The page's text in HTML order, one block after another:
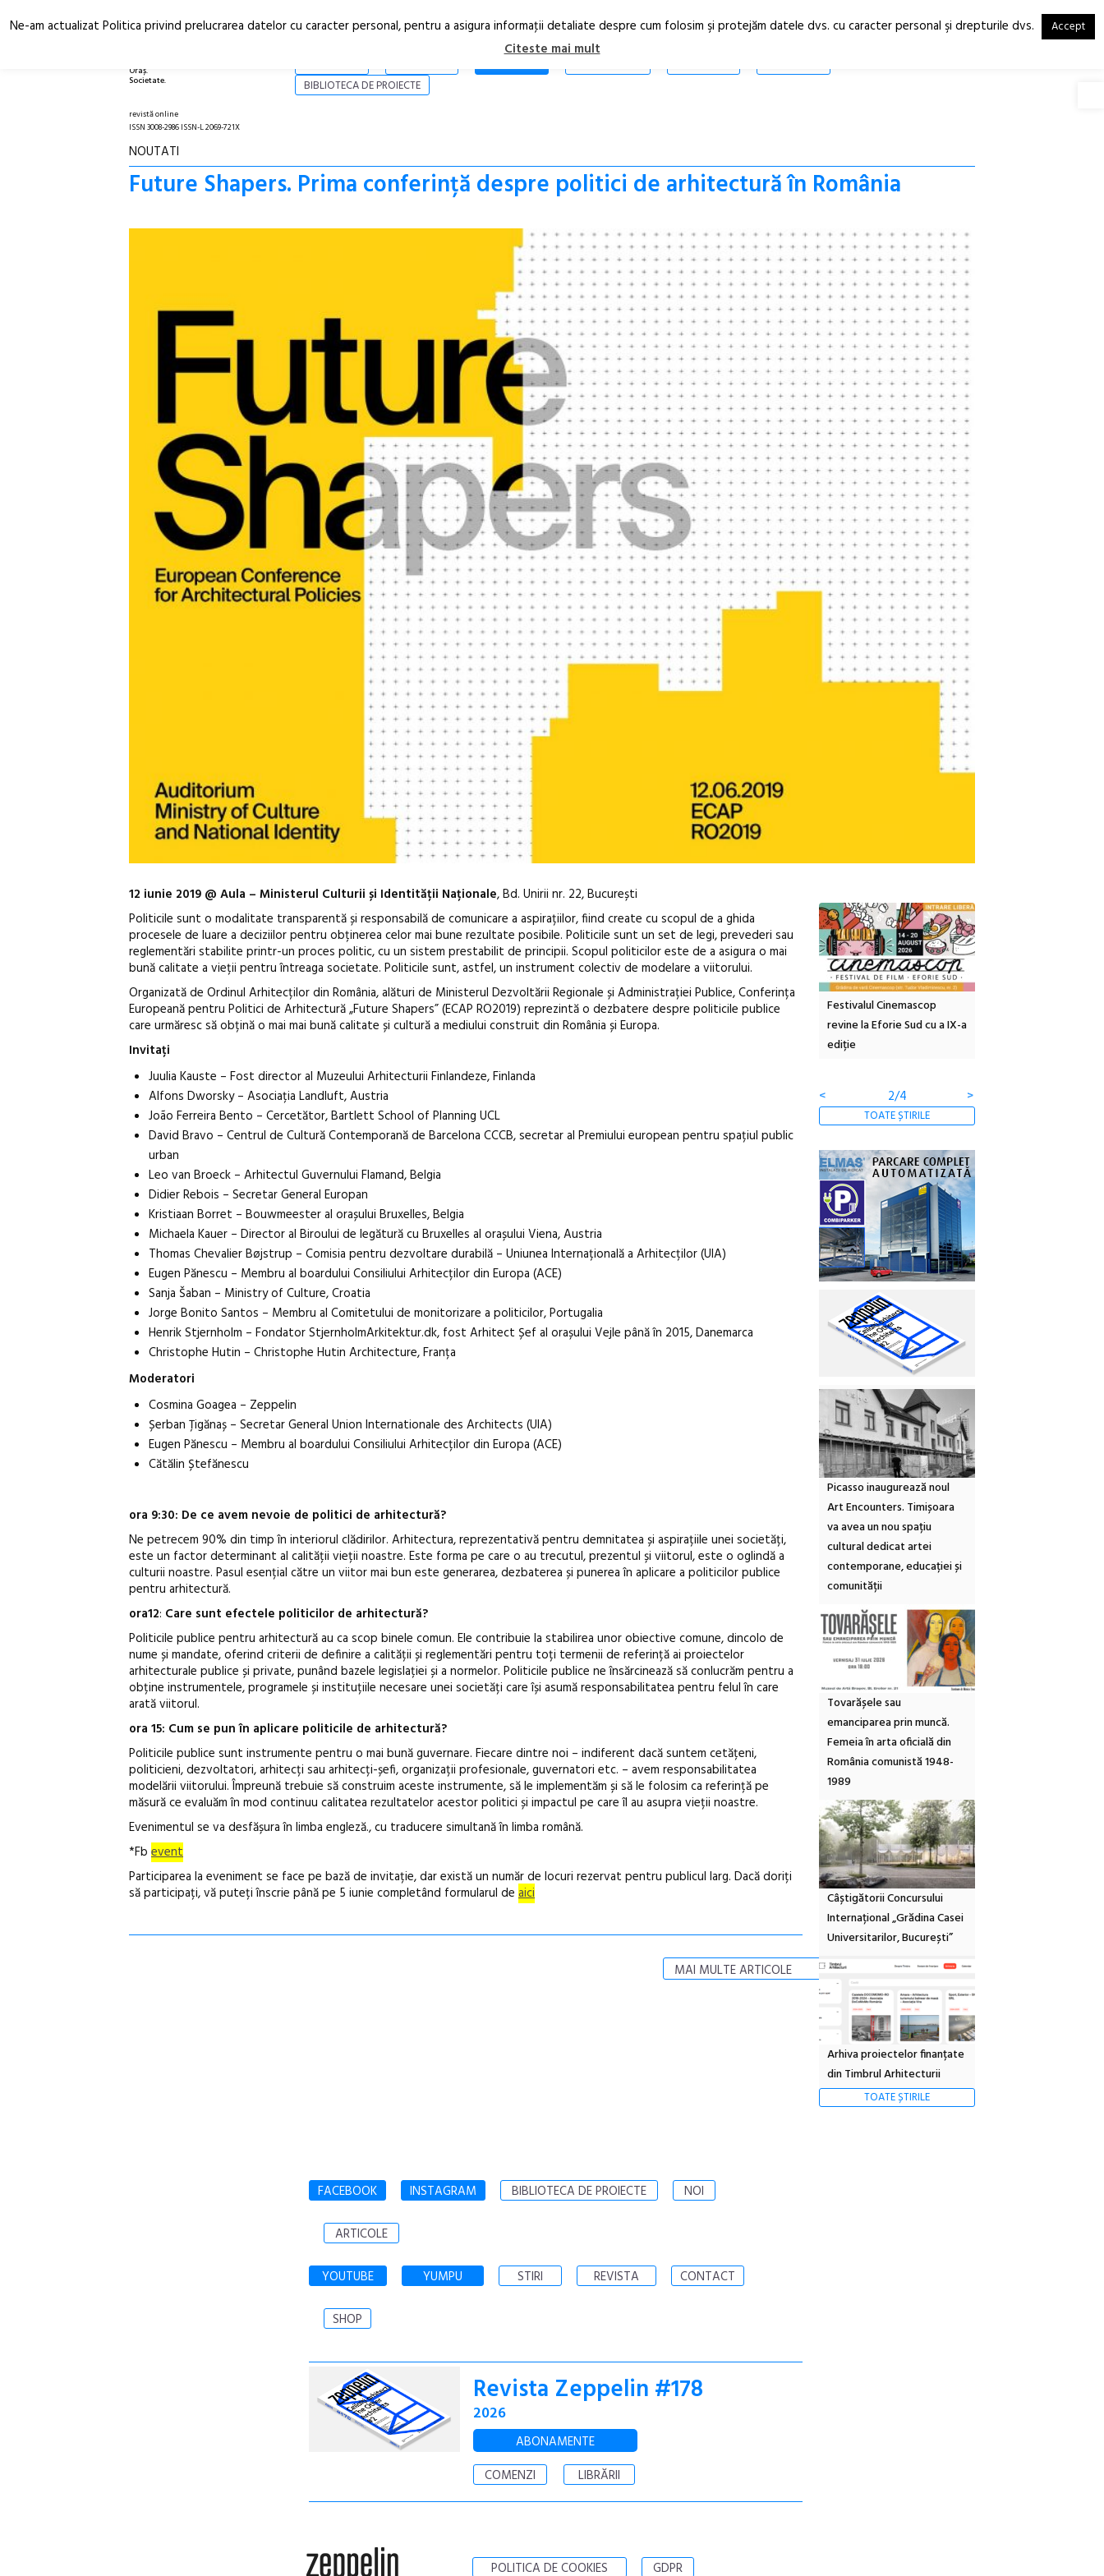
Oraș.
Societate.
RO
EN
STIRI
BIBLIOTECA DE PROIECTE
revistă online
ISSN 3008-2986 ISSN-L 2069-721X
NOUTATI
Future Shapers. Prima conferință despre politici de arhitectură în România
12 iunie 2019 @ Aula – Ministerul Culturii și Identității Naționale, Bd. Unirii nr. 22, București
Politicile sunt o modalitate transparentă și responsabilă de comunicare a aspirațiilor, fiind create cu scopul de a ghida
procesele de luare a deciziilor pentru obținerea celor mai bune rezultate posibile. Politicile sunt un set de legi, prevederi sau
reglementări stabilite printr-un proces politic, cu un sistem prestabilit de principii. Scopul politicilor este de a asigura o mai
bună calitate a vieții pentru întreaga societate. Politicile sunt, astfel, un instrument colectiv de modelare a viitorului.
Organizată de Ordinul Arhitecților din România, alături de Ministerul Dezvoltării Regionale și Administrației Publice, Conferința
Europeană pentru Politici de Arhitectură „Future Shapers” (ECAP RO2019) reprezintă o dezbatere despre politicile publice
care urmăresc să obțină o mai mai bună calitate și cultură a mediului construit din România și Europa.
Invitați
Juulia Kauste – Fost director al Muzeului Arhitecturii Finlandeze, Finlanda
Alfons Dworsky – Asociația Landluft, Austria
João Ferreira Bento – Cercetător, Bartlett School of Planning UCL
David Bravo – Centrul de Cultură Contemporană de Barcelona CCCB, secretar al Premiului european pentru spațiul public
urban
Leo van Broeck – Arhitectul Guvernului Flamand, Belgia
Didier Rebois – Secretar General Europan
Kristiaan Borret – Bouwmeester al orașului Bruxelles, Belgia
Michaela Kauer – Director al Biroului de legătură cu Bruxelles al orașului Viena, Austria
Thomas Chevalier Bøjstrup – Comisia pentru dezvoltare durabilă – Uniunea Internațională a Arhitecților (UIA)
Eugen Pănescu – Membru al boardului Consiliului Arhitecților din Europa (ACE)
Sanja Šaban – Ministry of Culture, Croatia
Jorge Bonito Santos – Membru al Comitetului de monitorizare a politicilor, Portugalia
Henrik Stjernholm – Fondator StjernholmArkitektur.dk, fost Arhitect Șef al orașului Vejle până în 2015, Danemarca
Christophe Hutin – Christophe Hutin Architecture, Franța
Moderatori
Cosmina Goagea – Zeppelin
Șerban Țigănaș – Secretar General Union Internationale des Architects (UIA)
Eugen Pănescu – Membru al boardului Consiliului Arhitecților din Europa (ACE)
Cătălin Ștefănescu
ora 9:30: De ce avem nevoie de politici de arhitectură?
Ne petrecem 90% din timp în interiorul clădirilor. Arhitectura, reprezentativă pentru demnitatea și aspirațiile unei societăți,
este un factor determinant al calității vieții noastre. Este forma pe care o au trecutul, prezentul și viitorul, este o oglindă a
culturii noastre. Pasul esențial către un viitor mai bun este generarea, dezbaterea și punerea în aplicare a politicilor publice
pentru arhitectură.
ora12: Care sunt efectele politicilor de arhitectură?
Politicile publice pentru arhitectură au ca scop binele comun. Ele contribuie la stabilirea unor obiective comune, dincolo de
nume și mandate, oferind criterii de definire a calității și reglementări pentru toți termenii de referință ai proiectelor
arhitecturale publice și private, punând bazele legislației și a normelor. Politicile publice ne însărcinează să conlucrăm pentru a
obține instrumentele, programele și instituțiile necesare unei societăți care își asumă responsabilitatea pentru felul în care
arată viitorul.
ora 15: Cum se pun în aplicare politicile de arhitectură?
Politicile publice sunt instrumente pentru o mai bună guvernare. Fiecare dintre noi – indiferent dacă suntem cetățeni,
politicieni, dezvoltatori, arhitecți sau arhitecți-șefi, organizații profesionale, guvernatori etc. – avem responsabilitatea
modelării viitorului. Împreună trebuie să construim aceste instrumente, să le implementăm și să le folosim ca referință pe
măsură ce evaluăm în mod continuu calitatea rezultatelor acestor politici și impactul pe care îl au asupra vieții noastre.
Evenimentul se va desfășura în limba engleză., cu traducere simultană în limba română.
*Fb event
Participarea la eveniment se face pe bază de invitație, dar există un număr de locuri rezervat pentru publicul larg. Dacă doriți
să participați, vă puteți înscrie până pe 5 iunie completând formularul de aici
MAI MULTE ARTICOLE
Anuala de artă urbană
Festivalul Cinemascop
revine la Eforie Sud cu a IX-a
ediție
<
2/4 >
TOATE ȘTIRILE
Picasso inaugurează noul
Art Encounters. Timișoara
va avea un nou spațiu
cultural dedicat artei
contemporane, educației și
comunității
Tovarășele sau
emanciparea prin muncă.
Femeia în arta oficială din
România comunistă 1948-
1989
Câștigătorii Concursului
Internațional „Grădina Casei
Universitarilor, București”
Arhiva proiectelor finanțate
din Timbrul Arhitecturii
TOATE ȘTIRILE
FACEBOOK INSTAGRAM BIBLIOTECA DE PROIECTE NOI
ARTICOLE
YOUTUBE YUMPU STIRI REVISTA CONTACT
SHOP
Revista Zeppelin #178
2026
ABONAMENTE
COMENZI
LIBRĂRII
POLITICA DE COOKIES GDPR
Ne-am actualizat Politica privind prelucrarea datelor cu caracter personal, pentru a asigura informaţii detaliate despre cum folosim şi protejăm datele dvs. cu caracter personal şi drepturile dvs. Accept
Citeste mai mult